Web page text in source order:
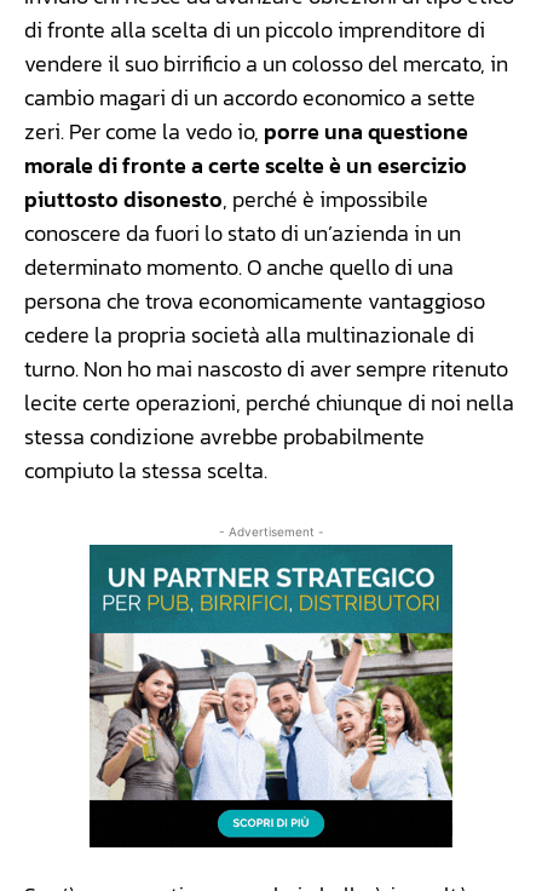
di fronte alla scelta di un piccolo imprenditore di
vendere il suo birrificio a un colosso del mercato, in
cambio magari di un accordo economico a sette
zeri. Per come la vedo io, porre una questione
morale di fronte a certe scelte è un esercizio
piuttosto disonesto, perché è impossibile
conoscere da fuori lo stato di un’azienda in un
determinato momento. O anche quello di una
persona che trova economicamente vantaggioso
cedere la propria società alla multinazionale di
turno. Non ho mai nascosto di aver sempre ritenuto
lecite certe operazioni, perché chiunque di noi nella
stessa condizione avrebbe probabilmente
compiuto la stessa scelta.
- Advertisement -